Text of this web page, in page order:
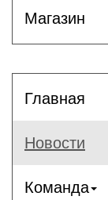
Магазин
Главная
Новости
Команда